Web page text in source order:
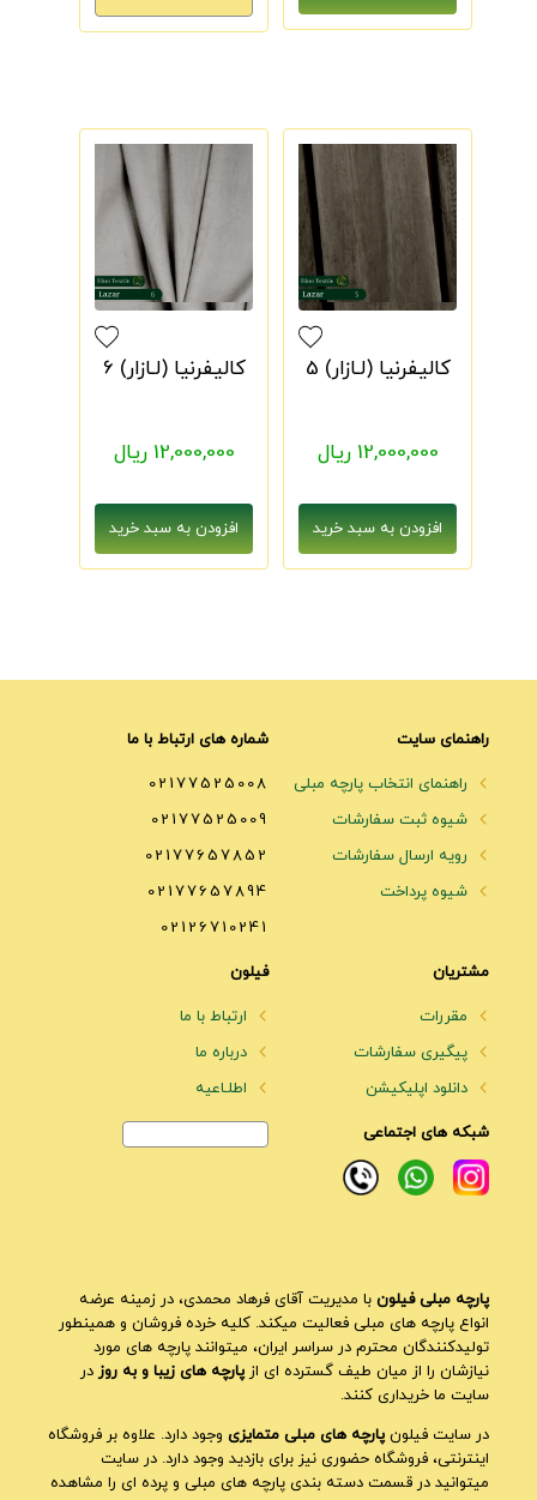
کالیفرنیا (لـازار) 5
12,000,000 ریال
کالیفرنیا (لـازار) 6
12,000,000 ریال
راهنمای سایت
راهنمای انتخاب پارچه مبلی
شیوه ثبت سفارشات
رویه ارسال سفارشات
شیوه پرداخت
شماره های ارتباط با ما
02177525008
02177525009
02177657852
02177657894
02126710241
مشتریان
مقررات
پیگیری سفارشات
دانلود اپلیکیشن
فیلون
ارتباط با ما
درباره ما
اطلـاعیه
شبکه های اجتماعی
پارچه مبلی فیلون با مدیریت آقای فرهاد محمدی، در زمینه عرضه
انواع پارچه های مبلی فعالیت میکند. کلیه خرده فروشان و همینطور
تولیدکنندگان محترم در سراسر ایران، میتوانند پارچه های مورد
نیازشان را از میان طیف گسترده ای ازپارچه های زیبا و به روز در
سایت ما خریداری کنند.
در سایت فیلونپارچه های مبلی متمایزی وجود دارد. علاوه بر فروشگاه
اینترنتی، فروشگاه حضوری نیز برای بازدید وجود دارد. در سایت
میتوانید در قسمت دسته بندی پارچه های مبلی و پرده ای را مشاهده